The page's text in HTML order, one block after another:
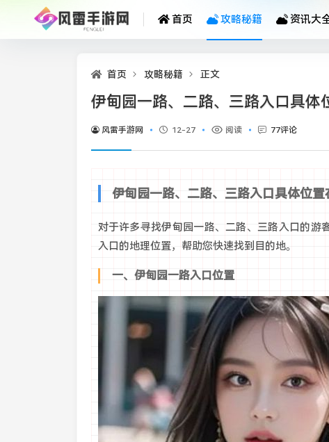
首页 攻略秘籍 资讯大
首页 攻略秘籍 正文
伊甸园一路、二路、三路入口具体
风雷手游网 12-27 阅读 77评论
伊甸园一路、二路、三路入口具体位置
对于许多寻找伊甸园一路、二路、三路入口的游
入口的地理位置，帮助您快速找到目的地。
一、伊甸园一路入口位置